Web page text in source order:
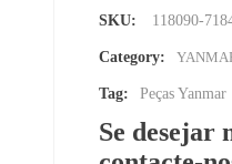
SKU: 118090-
Category:
Tag: Peças Yanmar
Se desejar